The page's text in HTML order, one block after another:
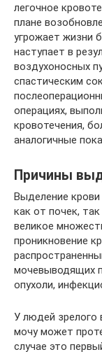
легочное
плане
угрожает жизни
наступает в
воздухоносных
спастическим
операциях,
кровотечения,
аналогичные
Причины
Выделение
как от почек,
великое
проникновение
мочевыводящих
опухоли,
У людей зрелого
мочу может
случае это